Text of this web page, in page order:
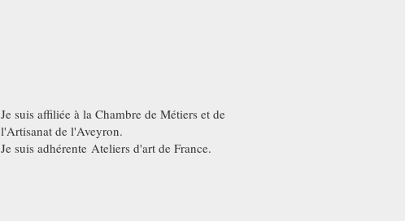
Je suis affiliée à la Chambre de Métiers et de
l'Artisanat de l'Aveyron.
Je suis adhérente Ateliers d'art de France.